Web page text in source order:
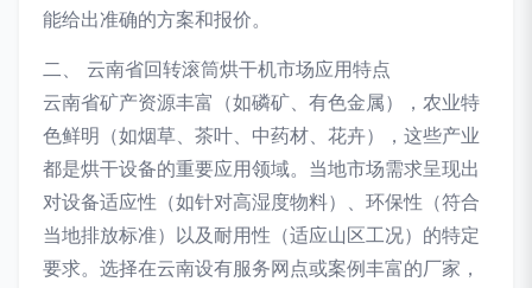
能给出准确的方案和报价。
二、 云南省回转滚筒烘干机市场应用特点
云南省矿产资源丰富（如磷矿、有色金属），农业特
色鲜明（如烟草、茶叶、中药材、花卉），这些产业
都是烘干设备的重要应用领域。当地市场需求呈现出
对设备适应性（如针对高湿度物料）、环保性（符合
当地排放标准）以及耐用性（适应山区工况）的特定
要求。选择在云南设有服务网点或案例丰富的厂家，